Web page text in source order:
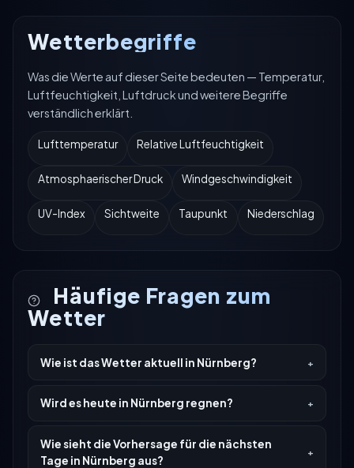
Wetterbegriffe
Was die Werte auf dieser Seite bedeuten — Temperatur,
Luftfeuchtigkeit, Luftdruck und weitere Begriffe
verständlich erklärt.
Lufttemperatur Relative Luftfeuchtigkeit
Atmosphaerischer Druck Windgeschwindigkeit
UV-Index Sichtweite Taupunkt Niederschlag
Häufige Fragen zum
Wetter
Wie ist das Wetter aktuell in Nürnberg?
Wird es heute in Nürnberg regnen?
Wie sieht die Vorhersage für die nächsten
Tage in Nürnberg aus?